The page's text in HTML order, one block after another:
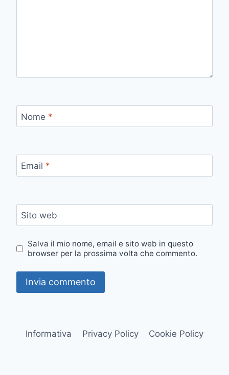
Nome *
Email *
Sito web
Salva il mio nome, email e sito web in questo
browser per la prossima volta che commento.
Informativa Privacy Policy Cookie Policy